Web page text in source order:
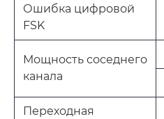
Ошибка цифровой
FSK
Мощность соседнего
канала
Переходная